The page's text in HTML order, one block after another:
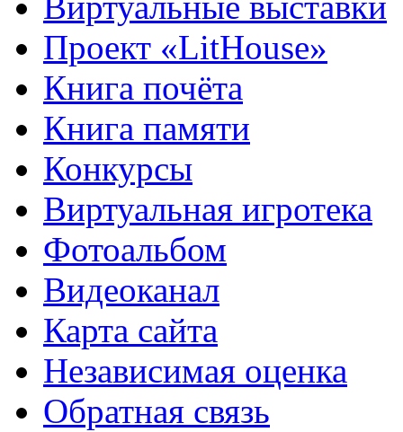
Проект «LitHouse»
Книга почёта
Книга памяти
Конкурсы
Виртуальная игротека
Фотоальбом
Видеоканал
Карта сайта
Независимая оценка
Обратная связь